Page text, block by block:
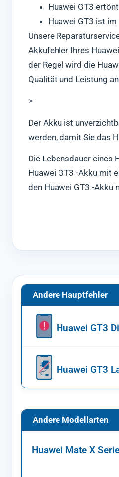
Huawei GT3
Huawei GT3 ist
Unsere
Akkufehler Ihres
der Regel wird die
Qualität und Leistung
>
Der Akku ist
werden, damit Sie das
Die Lebensdauer eines
Huawei GT3 -Akku mit
den Huawei GT3 -Akku
Andere Hauptfehler
Huawei GT3
Huawei GT3
Andere Modellarten
Huawei Mate X